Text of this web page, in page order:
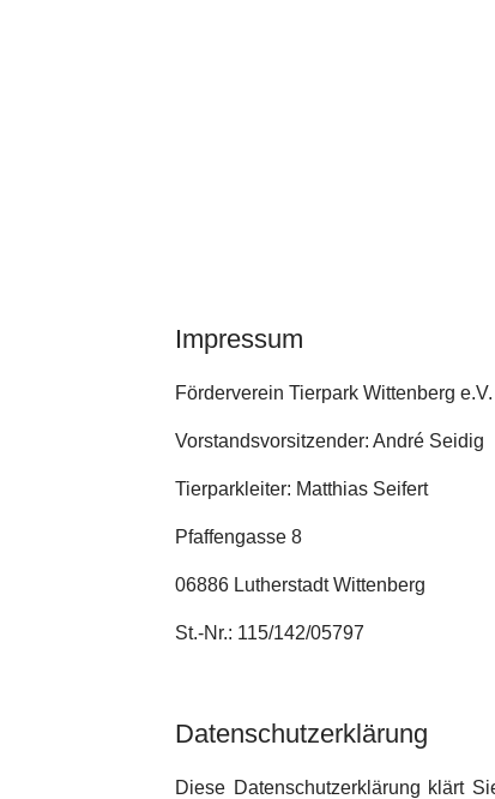
Impressum
Förderverein Tierpark Wittenberg e.V.
Vorstandsvorsitzender: André Seidig
Tierparkleiter: Matthias Seifert
Pfaffengasse 8
06886 Lutherstadt Wittenberg
St.-Nr.: 115/142/05797
Datenschutzerklärung
Diese Datenschutzerklärung klärt